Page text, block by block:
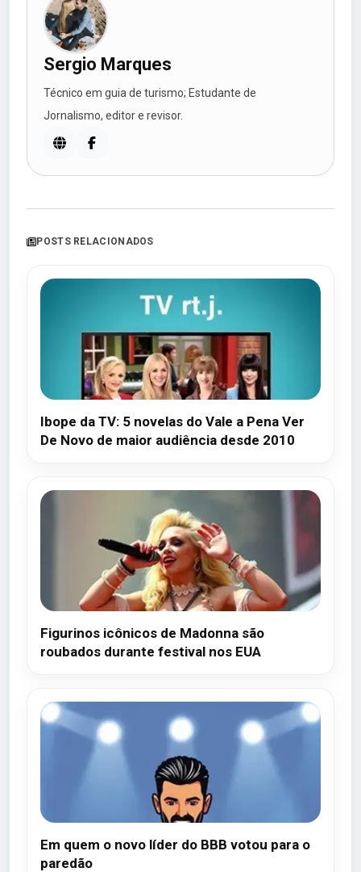
Sergio Marques
Técnico em guia de turismo; Estudante de
Jornalismo, editor e revisor.
POSTS RELACIONADOS
Ibope da TV: 5 novelas do Vale a Pena Ver
De Novo de maior audiência desde 2010
Figurinos icônicos de Madonna são
roubados durante festival nos EUA
Em quem o novo líder do BBB votou para o
paredão